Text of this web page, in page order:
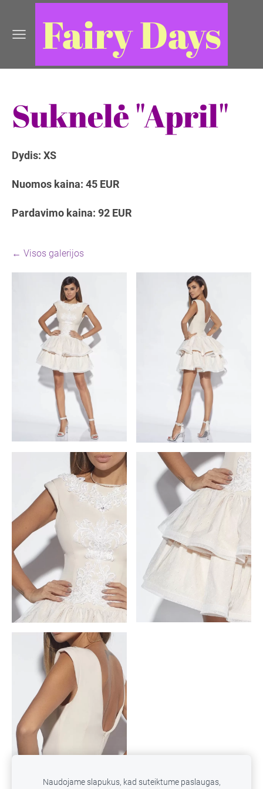
Fairy Days
Suknelė "April"
Dydis: XS
Nuomos kaina: 45 EUR
Pardavimo kaina: 92 EUR
Visos galerijos
Naudojame slapukus, kad suteiktume paslaugas,